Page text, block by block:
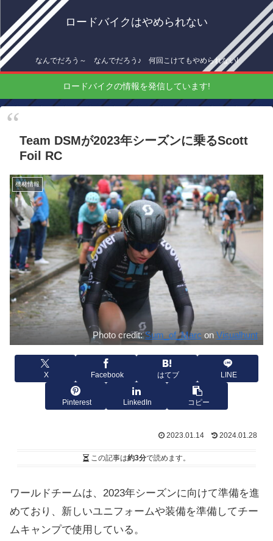
ロードバイクはやめられない
なんでだろう～ なんでだろう♪ 何回こけてもやめられない!
ロードバイクの情報を発信しています!
Team DSMが2023年シーズンに乗るScott
Foil RC
機材情報
Photo credit:Sum_of_Marc on Visualhunt
X Facebook はてブ LINE
Pinterest LinkedIn コピー
2023.01.14 2024.01.28
この記事は約3分で読めます。
ワールドチームは、2023年シーズンに向けて準備を進
めており、新しいユニフォームや装備を準備してチー
ムキャンプで使用している。